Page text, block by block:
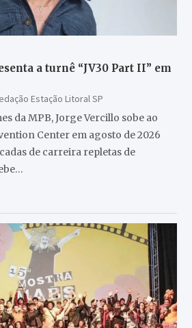
a turnê “JV30 Part II” em
Estação Litoral SP
da MPB, Jorge Vercillo sobe ao
Center em agosto de 2026
de carreira repletas de